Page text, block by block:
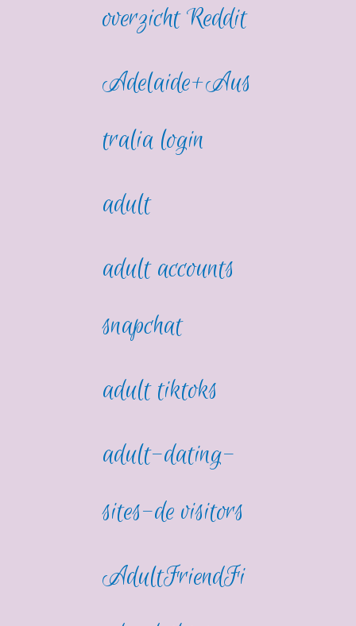
overzicht Reddit
Adelaide+Aus
tralia login
adult
adult accounts
snapchat
adult tiktoks
adult-dating-
sites-de visitors
AdultFriendFi